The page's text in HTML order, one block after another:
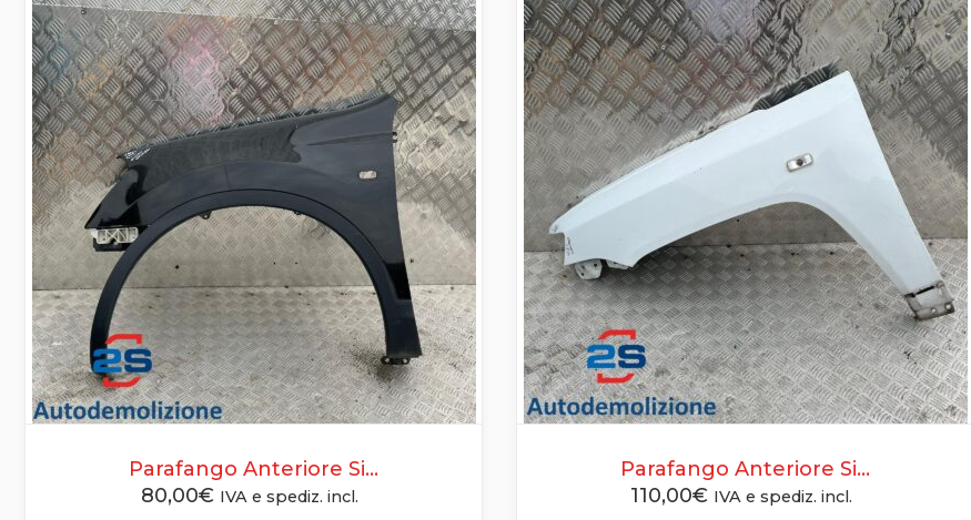
Parafango Anteriore Si...
80,00€ IVA e spediz. incl.
Parafango Anteriore Si...
110,00€ IVA e spediz. incl.